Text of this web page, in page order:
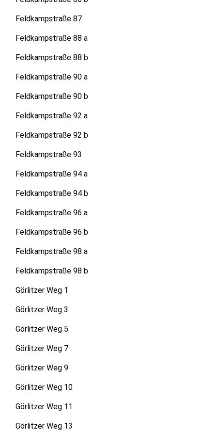
Feldkampstraße 87
Feldkampstraße 88 a
Feldkampstraße 88 b
Feldkampstraße 90 a
Feldkampstraße 90 b
Feldkampstraße 92 a
Feldkampstraße 92 b
Feldkampstraße 93
Feldkampstraße 94 a
Feldkampstraße 94 b
Feldkampstraße 96 a
Feldkampstraße 96 b
Feldkampstraße 98 a
Feldkampstraße 98 b
Görlitzer Weg 1
Görlitzer Weg 3
Görlitzer Weg 5
Görlitzer Weg 7
Görlitzer Weg 9
Görlitzer Weg 10
Görlitzer Weg 11
Görlitzer Weg 13